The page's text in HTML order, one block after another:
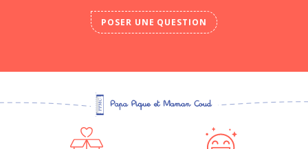
POSER UNE QUESTION